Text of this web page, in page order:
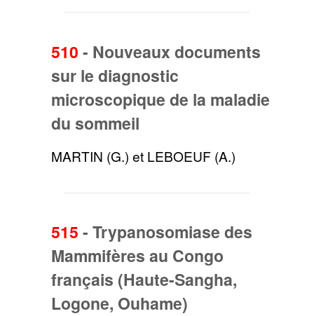
510 - Nouveaux documents
sur le diagnostic
microscopique de la maladie
du sommeil
MARTIN (G.) et LEBOEUF (A.)
515 -Trypanosomiase des
Mammifères au Congo
français (Haute-Sangha,
Logone, Ouhame)